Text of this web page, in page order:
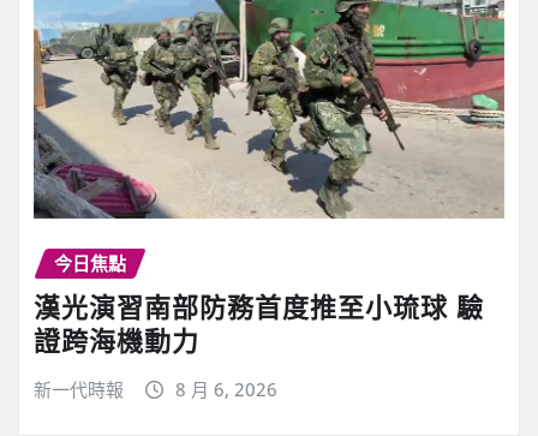
今日焦點
漢光演習南部防務首度推至小琉球 驗
證跨海機動力
新一代時報 8 月 6, 2026